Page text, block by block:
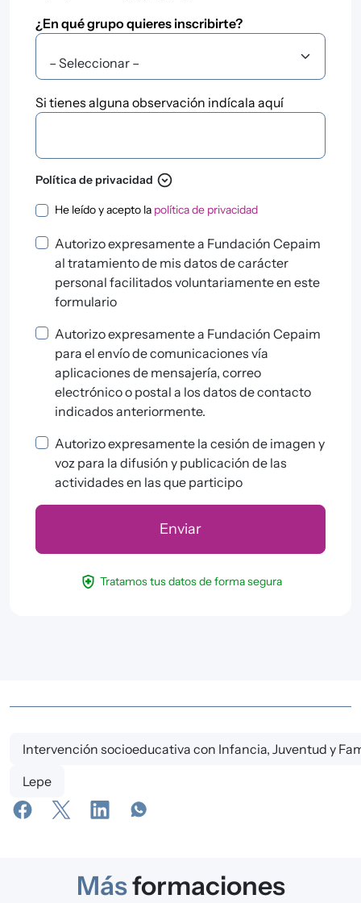
¿En qué grupo quieres inscribirte?
¿En qué grupo quieres inscribirte?
Si tienes alguna observación indícala aquí
Si tienes alguna observación indícala aquí
Política de privacidad expand_circle_down
Política de privacidad
He leído y acepto la política de privacidad
Autorizo expresamente a Fundación Cepaim
al tratamiento de mis datos de carácter
personal facilitados voluntariamente en este
formulario
Autorizo expresamente a Fundación Cepaim
para el envío de comunicaciones vía
aplicaciones de mensajería, correo
electrónico o postal a los datos de contacto
indicados anteriormente.
Autorizo expresamente la cesión de imagen y
voz para la difusión y publicación de las
actividades en las que participo
health_and_safety Tratamos tus datos de forma segura
Intervención socioeducativa con Infancia, Juventud y
Lepe
Másformaciones